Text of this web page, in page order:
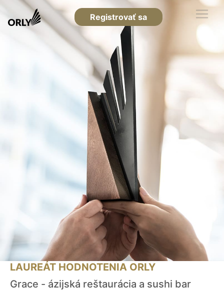
Registrovať sa
LAUREÁT HODNOTENIA ORLY
Grace - ázijská reštaurácia a sushi bar